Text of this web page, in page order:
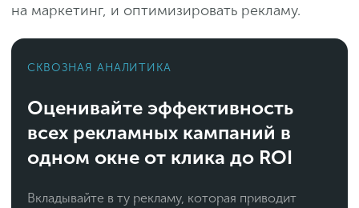
на маркетинг, и оптимизировать рекламу.
СКВОЗНАЯ АНАЛИТИКА
Оценивайте эффективность
всех рекламных кампаний в
одном окне от клика до ROI
Вкладывайте в ту рекламу, которая приводит